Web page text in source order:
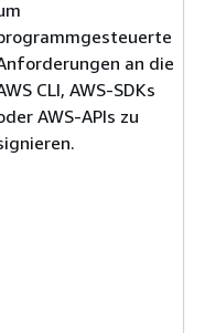
an die
CLI, AWS-SDKs
AWS-APIs zu